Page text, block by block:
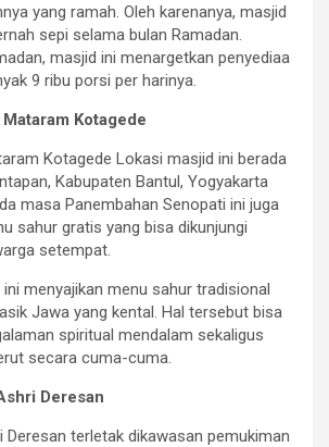
yang ramah. Oleh karenanya, masjid
sepi selama bulan Ramadan.
masjid ini menargetkan penyediaa
9 ribu porsi per harinya.
Kotagede
Kotagede Lokasi masjid ini berada
Kabupaten Bantul, Yogyakarta
masa Panembahan Senopati ini juga
sahur gratis yang bisa dikunjungi
setempat.
menyajikan menu sahur tradisional
Jawa yang kental. Hal tersebut bisa
spiritual mendalam sekaligus
secara cuma-cuma.
Deresan
Deresan terletak dikawasan pemukiman